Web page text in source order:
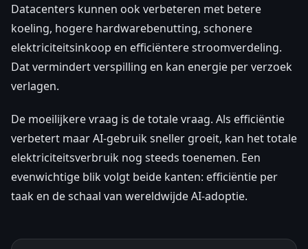
Datacenters kunnen ook verbeteren met betere
koeling, hogere hardwarebenutting, schonere
elektriciteitsinkoop en efficiëntere stroomverdeling.
Dat vermindert verspilling en kan energie per verzoek
verlagen.
De moeilijkere vraag is de totale vraag. Als efficiëntie
verbetert maar AI-gebruik sneller groeit, kan het totale
elektriciteitsverbruik nog steeds toenemen. Een
evenwichtige blik volgt beide kanten: efficiëntie per
taak en de schaal van wereldwijde AI-adoptie.